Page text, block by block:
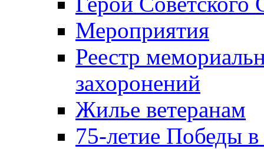
Мероприятия
Реестр
захоронений
Жилье ветеранам
75-летие Победы